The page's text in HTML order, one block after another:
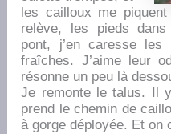
les cailloux me
relève, les pieds dans
pont, j’en caresse les
fraîches. J’aime leur
résonne un peu là
Je remonte le talus. Il
prend le chemin de
à gorge déployée. Et on